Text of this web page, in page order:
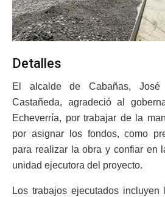
Detalles
El alcalde de Cabañas, José
Castañeda, agradeció al
Echeverría, por trabajar de la
por asignar los fondos, como
para realizar la obra y confiar en
unidad ejecutora del proyecto.
Los trabajos ejecutados incluyen